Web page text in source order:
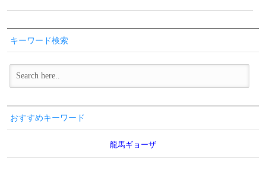
キーワード検索
おすすめキーワード
龍馬ギョーザ